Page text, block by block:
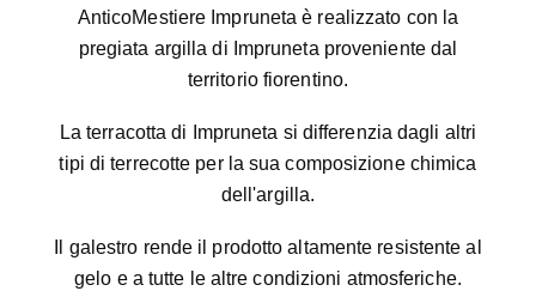
AnticoMestiere Impruneta è realizzato con la
pregiata argilla di Impruneta proveniente dal
territorio fiorentino.
La terracotta di Impruneta si differenzia dagli altri
tipi di terrecotte per la sua composizione chimica
dell'argilla.
Il galestro rende il prodotto altamente resistente al
gelo e a tutte le altre condizioni atmosferiche.